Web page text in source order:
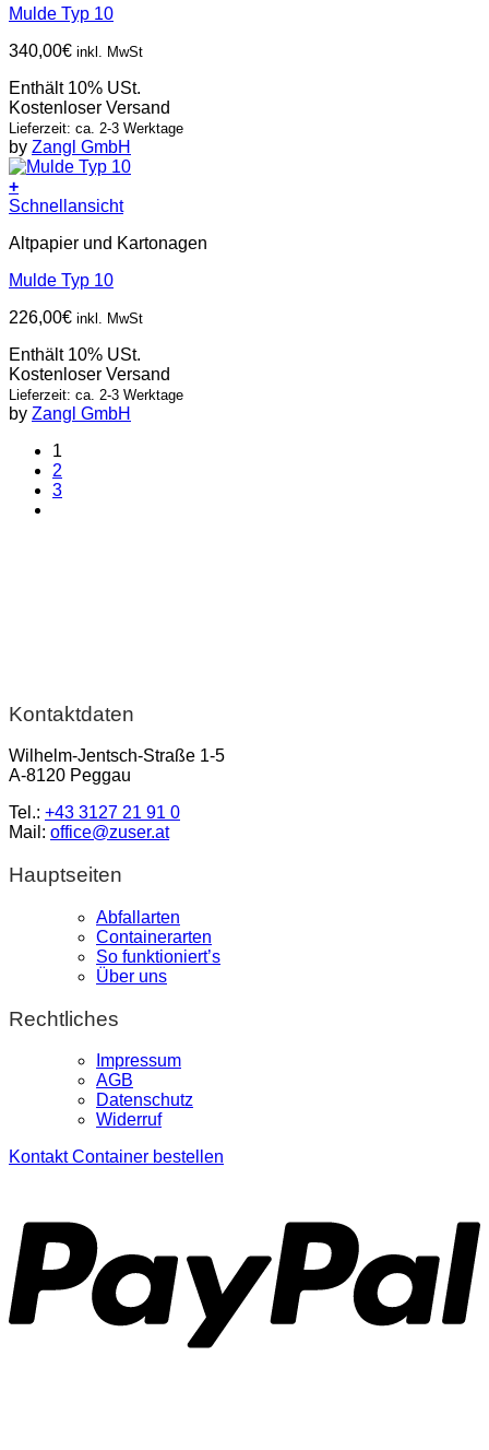
Mulde Typ 10
340,00€ inkl. MwSt
Enthält 10% USt.
Kostenloser Versand
Lieferzeit: ca. 2-3 Werktage
by Zangl GmbH
+
Schnellansicht
Altpapier und Kartonagen
Mulde Typ 10
226,00€ inkl. MwSt
Enthält 10% USt.
Kostenloser Versand
Lieferzeit: ca. 2-3 Werktage
by Zangl GmbH
1
2
3
Kontaktdaten
Wilhelm-Jentsch-Straße 1-5
A-8120 Peggau
Tel.: +43 3127 21 91 0
Mail: office@zuser.at
Hauptseiten
Abfallarten
Containerarten
So funktioniert’s
Über uns
Rechtliches
Impressum
AGB
Datenschutz
Widerruf
Kontakt Container bestellen